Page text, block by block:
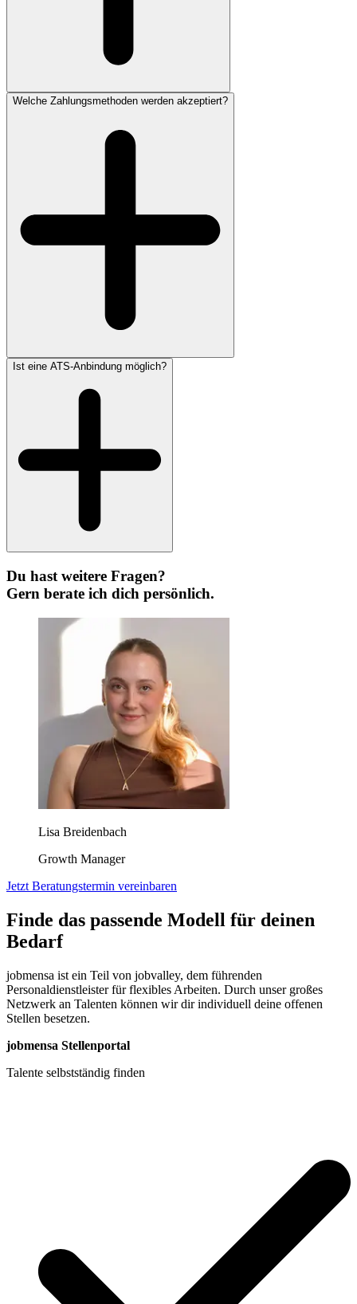
Welche Zahlungsmethoden werden akzeptiert?
Ist eine ATS-Anbindung möglich?
Du hast weitere Fragen?
Gern berate ich dich persönlich.
Lisa Breidenbach
Growth Manager
Jetzt Beratungstermin vereinbaren
Finde das passende Modell für deinen
Bedarf
jobmensa ist ein Teil von jobvalley, dem führenden
Personaldienstleister für flexibles Arbeiten. Durch unser großes
Netzwerk an Talenten können wir dir individuell deine offenen
Stellen besetzen.
jobmensa Stellenportal
Talente selbstständig finden